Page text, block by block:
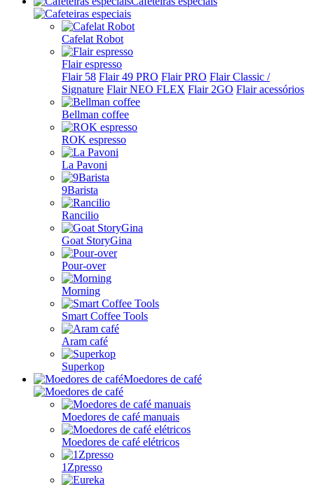
Cafelat Robot
Flair espresso
Flair 58 Flair 49 PRO Flair PRO Flair Classic /
Signature Flair NEO FLEX Flair 2GO Flair acessórios
Bellman coffee
ROK espresso
La Pavoni
9Barista
Rancilio
Goat StoryGina
Pour-over
Morning
Smart Coffee Tools
Aram café
Superkop
Moedores de café
Moedores de café manuais
Moedores de café elétricos
1Zpresso